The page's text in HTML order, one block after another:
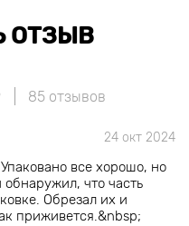
ОТЗЫВ
85 отзывов
24 окт 2024
все хорошо, но
что часть
Обрезал их и
приживется.&nbsp;